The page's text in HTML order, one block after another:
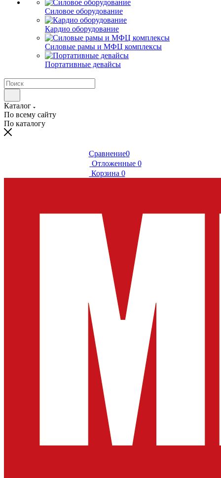
Силовое оборудование
Кардио оборудование
Силовые рамы и МФЦ комплексы
Портативные девайсы
Каталог
По всему сайту
По каталогу
Сравнение0
Отложенные 0
Корзина 0